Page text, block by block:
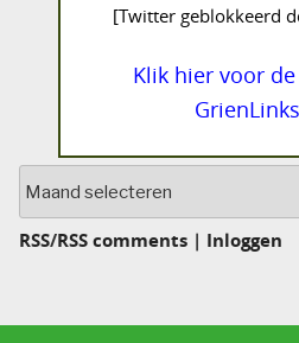
[Twitter geblokkeerd
Klik hier voor
RSS/RSS comments | Inloggen